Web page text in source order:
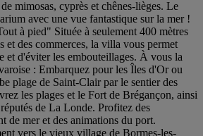
mimosas, cyprès et chênes-lièges. Le
avec une vue fantastique sur la mer !
à pied" Située à seulement 400 mètres
et des commerces, la villa vous permet
et d'éviter les embouteillages. À vous la
: Embarquez pour les Îles d'Or ou
plage de Saint-Clair par le sentier des
les plages et le Fort de Brégançon, ainsi
de La Londe. Profitez des
de mer et des animations du port.
vers le vieux village de Bormes-les-